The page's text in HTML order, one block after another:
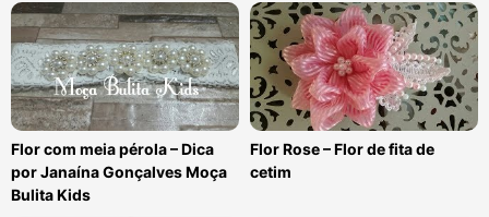
Flor com meia pérola – Dica
por Janaína Gonçalves Moça
Bulita Kids
Flor Rose – Flor de fita de
cetim